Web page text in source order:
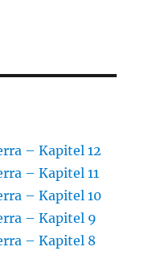
– Kapitel 12
– Kapitel 11
– Kapitel 10
– Kapitel 9
– Kapitel 8